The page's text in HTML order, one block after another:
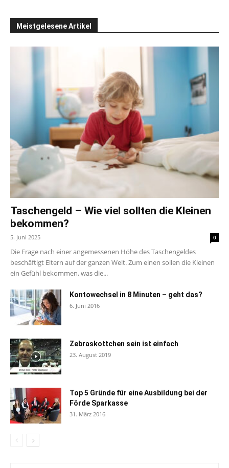
Meistgelesene Artikel
Taschengeld – Wie viel sollten die Kleinen
bekommen?
5. Juni 2025 0
Die Frage nach einer angemessenen Höhe des Taschengeldes
beschäftigt Eltern auf der ganzen Welt. Zum einen sollen die Kleinen
ein Gefühl bekommen, was die...
Kontowechsel in 8 Minuten – geht das?
6. Juni 2016
Zebraskottchen sein ist einfach
23. August 2019
Top 5 Gründe für eine Ausbildung bei der
Förde Sparkasse
31. März 2016